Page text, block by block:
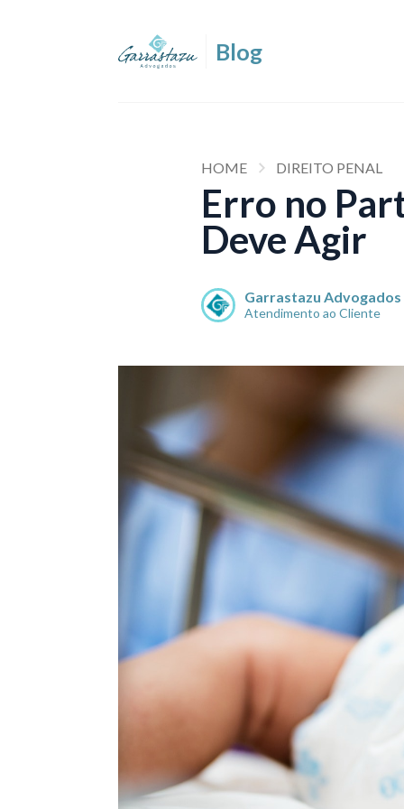
HOME DIREITO PENAL
Erro no
Deve Agir
Garrastazu Advogados
Atendimento ao Cliente